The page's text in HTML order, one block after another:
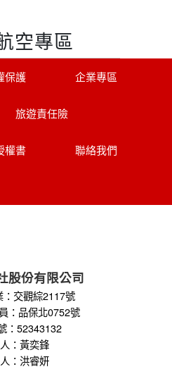
空專區
保護 企業專區
旅遊責任險
權書 聯絡我們
股份有限公司
：交觀綜2117號
：品保北0752號
：52343132
：黃奕鋒
：洪睿妍